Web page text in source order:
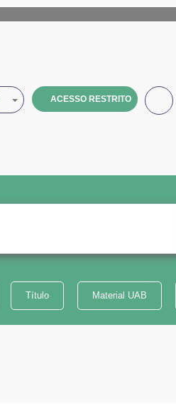
ACESSO RESTRITO
Título Material UAB